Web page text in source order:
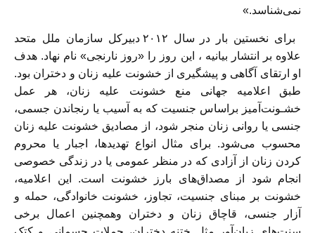
نمی‌شناسد.»
برای نخستین بار در سال ٢٠١٢ دبیرکل سازمان ملل متحد
علاوه بر انتشار بیانیه ، این روز را «روز نارنجی» نام نھاد. ھدف
او ارتقای آگاھی و پیشگیری از خشونت علیه زنان و دختران بود.
طبق اعلامیه جھانی منع خشونت علیه زنان، ھر عمل
خشـونت‌آمیز براساس جنسیت که به آسیب یا رنجاندن جسمی،
جنسی یا روانی زنان منجر شود، از مصادیق خشونت علیه زنان
محسوب می‌شود. برای مثال انواع تھدیدھا، اجبار یا محروم
کردن زنان از آزادی که در منظر عمومی یا در زندگی خصوصی
انجام شود از مصداق‌ھای بارز خشونت است. این اعلامیه،
خشونت بر مبنای جنسیت، تجاوز، خشونت خانوادگی، حمله و
آزار جنسی، قاچاق زنان و دختران وھمچنین اعمال برخی